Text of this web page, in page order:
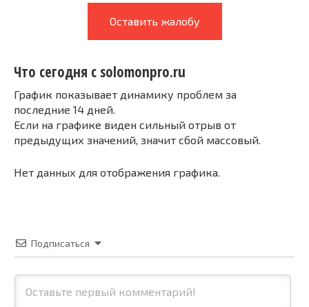
Оставить жалобу
Что сегодня с solomonpro.ru
График показывает динамику проблем за
последние 14 дней.
Если на графике виден сильный отрыв от
предыдущих значений, значит сбой массовый.
Нет данных для отображения графика.
Подписаться